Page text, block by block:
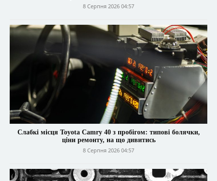
8 Серпня 2026 04:57
Слабкі місця Toyota Camry 40 з пробігом: типові болячки,
ціни ремонту, на що дивитись
8 Серпня 2026 04:57